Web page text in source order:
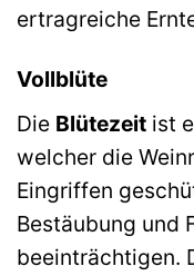
ertragreiche
Vollblüte
Die Blütezeit ist
welcher die
Eingriffen
Bestäubung und
beeinträchtigen.